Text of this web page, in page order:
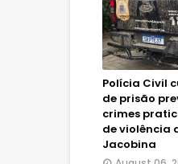
Polícia Civil
de prisão
crimes
de violência
Jacobina